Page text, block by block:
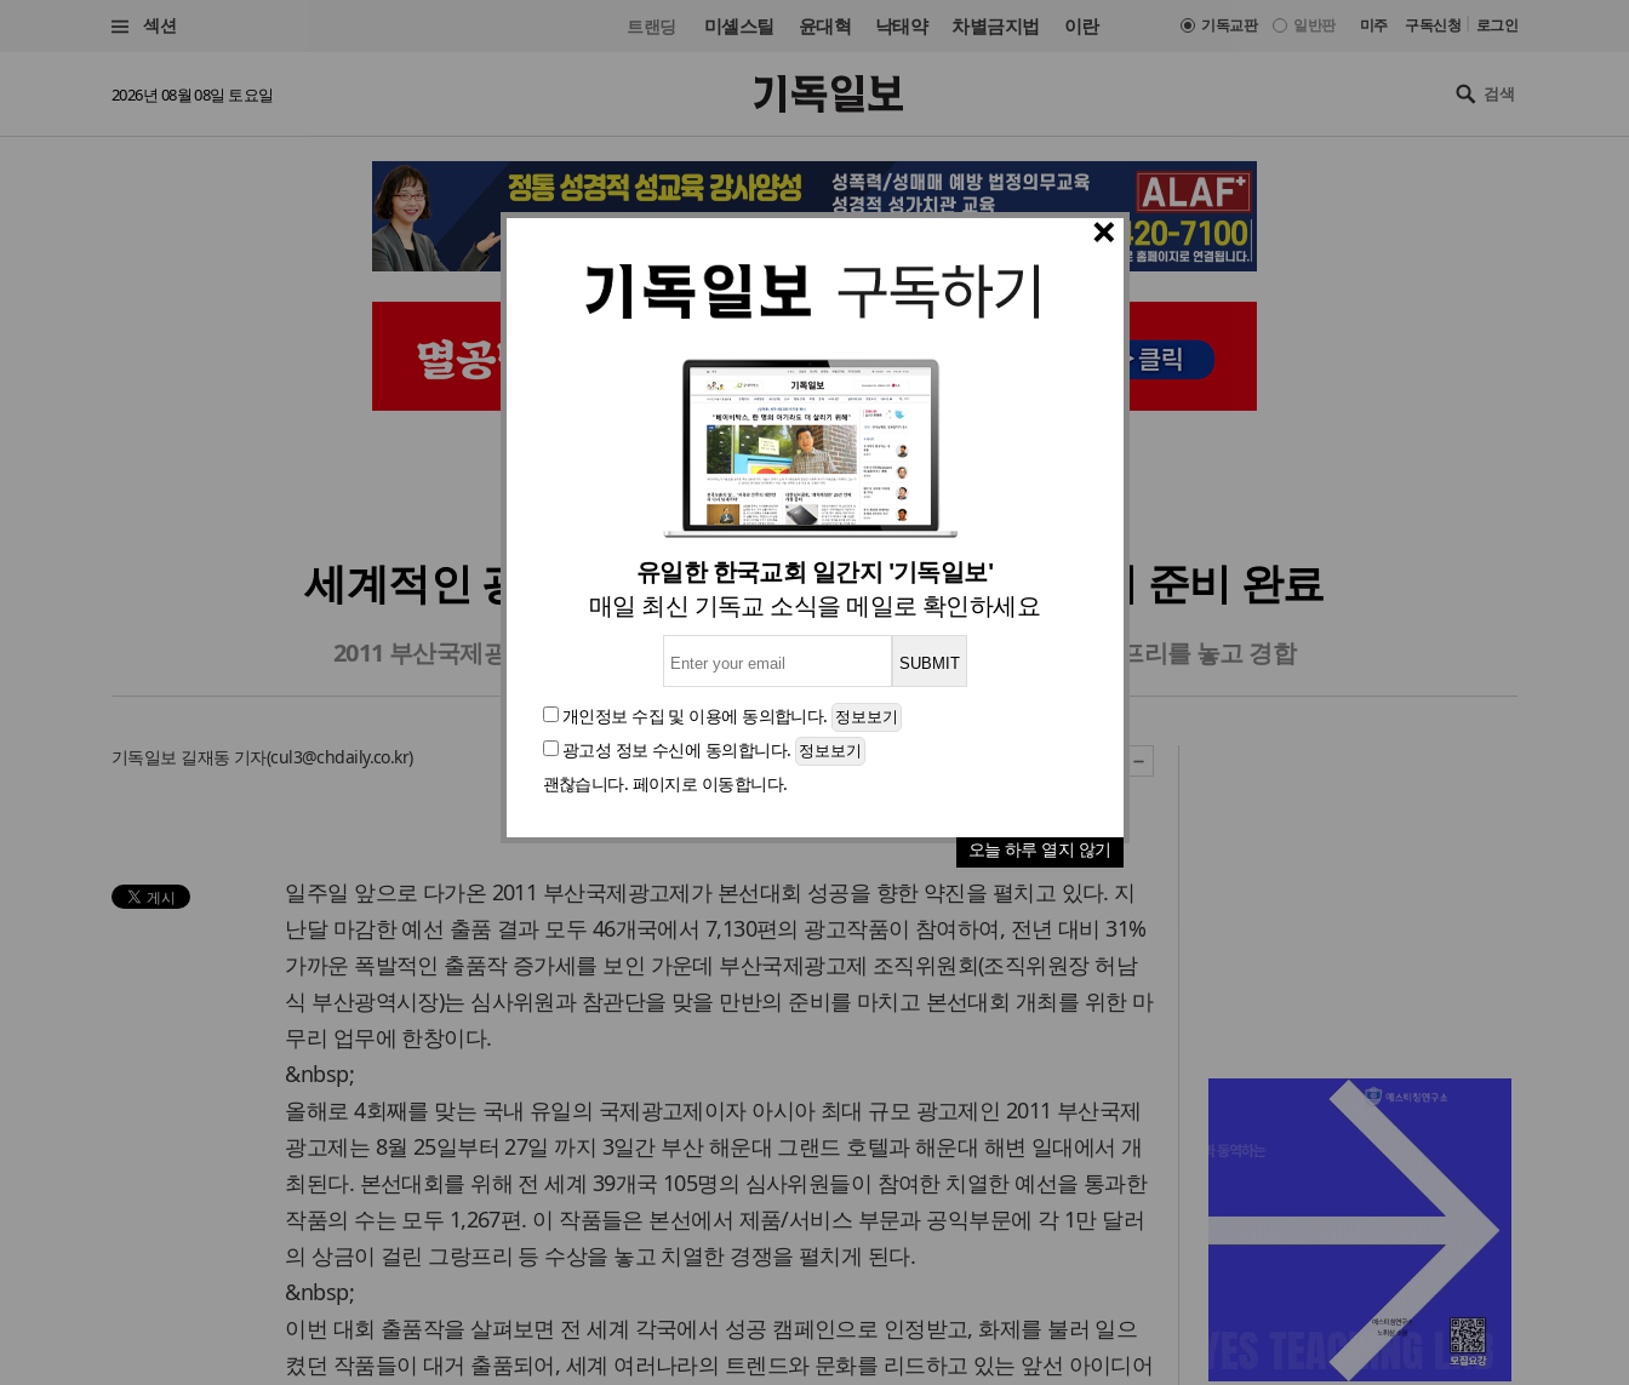
섹션 트랜딩 미셸스틸 윤대혁 낙태약 차별금지법 이란 기독교판 일반판 미주 구독신청 로그인
2026년 08월 08일 토요일
×
유일한 한국교회 일간지 '기독일보'
매일 최신 기독교 소식을 메일로 확인하세요
개인정보 수집 및 이용에 동의합니다.
광고성 정보 수신에 동의합니다.
괜찮습니다. 페이지로 이동합니다.
오늘 하루 열지 않기
전시·공연 전시·공연 입력 2011. 08. 18 09:44
세계적인 광고제, ‘2011 부산국제광고제’ 개최 준비 완료
2011 부산국제광고제에 출품된 세계 각국의 엄선된 아이디어 1,267편이 그랑프리를 놓고 경합
기독일보 길재동 기자(cul3@chdaily.co.kr)
일주일 앞으로 다가온 2011 부산국제광고제가 본선대회 성공을 향한 약진을 펼치고 있다. 지
난달 마감한 예선 출품 결과 모두 46개국에서 7,130편의 광고작품이 참여하여, 전년 대비 31%
가까운 폭발적인 출품작 증가세를 보인 가운데 부산국제광고제 조직위원회(조직위원장 허남
식 부산광역시장)는 심사위원과 참관단을 맞을 만반의 준비를 마치고 본선대회 개최를 위한 마
무리 업무에 한창이다.
&nbsp;
올해로 4회째를 맞는 국내 유일의 국제광고제이자 아시아 최대 규모 광고제인 2011 부산국제
광고제는 8월 25일부터 27일 까지 3일간 부산 해운대 그랜드 호텔과 해운대 해변 일대에서 개
최된다. 본선대회를 위해 전 세계 39개국 105명의 심사위원들이 참여한 치열한 예선을 통과한
작품의 수는 모두 1,267편. 이 작품들은 본선에서 제품/서비스 부문과 공익부문에 각 1만 달러
의 상금이 걸린 그랑프리 등 수상을 놓고 치열한 경쟁을 펼치게 된다.
&nbsp;
이번 대회 출품작을 살펴보면 전 세계 각국에서 성공 캠페인으로 인정받고, 화제를 불러 일으
켰던 작품들이 대거 출품되어, 세계 여러나라의 트렌드와 문화를 리드하고 있는 앞선 아이디어
인도 마하라슈트라주 개종 금
지법 시행… 기독교계 강력 반
올리벳대학교, 120만 평 리버사